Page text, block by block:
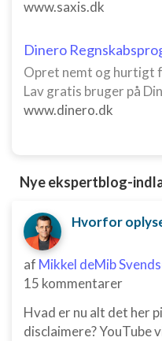
www.saxis.dk
Dinero
Opret nemt og hurtigt
Lav gratis bruger på
www.dinero.dk
Nye ekspertblog-
Hvorfor
af Mikkel deMib
15 kommentarer
Hvad er nu alt det her
disclaimere? YouTube